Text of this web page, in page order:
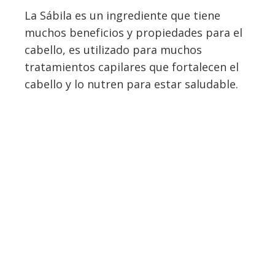
La Sábila es un ingrediente que tiene
muchos beneficios y propiedades para el
cabello, es utilizado para muchos
tratamientos capilares que fortalecen el
cabello y lo nutren para estar saludable.